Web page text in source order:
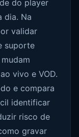
do player
dia. Na
validar
suporte
vivo e VOD.
e compara
identificar
risco de
gravar